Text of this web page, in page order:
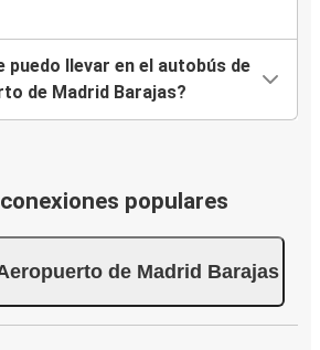
puedo llevar en el autobús de
de Madrid Barajas?
populares
de Madrid Barajas